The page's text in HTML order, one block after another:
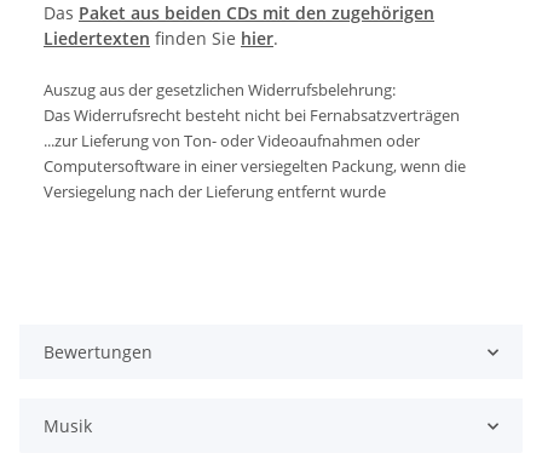
Das Paket aus beiden CDs mit den zugehörigen
Liedertexten finden Sie hier.
Auszug aus der gesetzlichen Widerrufsbelehrung:
Das Widerrufsrecht besteht nicht bei Fernabsatzverträgen
...zur Lieferung von Ton- oder Videoaufnahmen oder
Computersoftware in einer versiegelten Packung, wenn die
Versiegelung nach der Lieferung entfernt wurde
Bewertungen
Musik